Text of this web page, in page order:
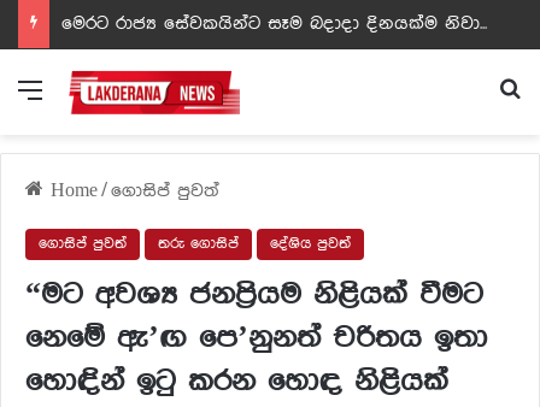
ඩඩ්ලිට දෙවෙනි නොවූ රත්න සහල් අධිපති..- PHOTOS
Menu
Home/ගොසිප් පුවත්
ගොසිප් පුවත් තරු ගොසිප් දේශිය පුවත්
“මට අවශ්‍ය ජනප්‍රියම නිළියක් වීමට
නෙමේ ඇ’ඟ පෙ’නුනත් චරිතය ඉතා
හොඳින් ඉටු කරන හොඳ නිළියක්